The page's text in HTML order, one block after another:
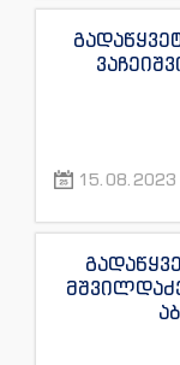
15.08.2023